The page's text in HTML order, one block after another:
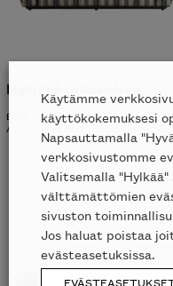
Hybrid ulkosohva
B&B ITALIA
ALK. 5872€
Käytämme
käyttökokemuksesi
Napsauttamalla
verkkosivustomme
Valitsemalla
välttämättömien
sivuston
Jos haluat poistaa
evästeasetuksissa.